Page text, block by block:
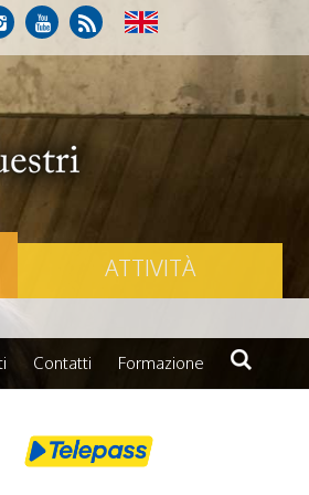
ATTIVITÀ
Contatti Formazione